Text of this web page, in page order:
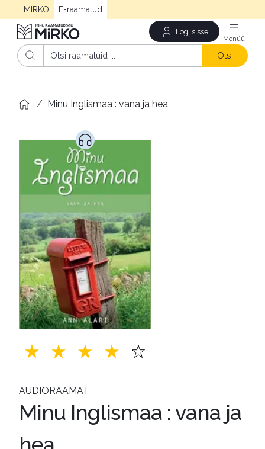
MIRKO E-raamatud
Logi sisse
Otsi
/ Minu Inglismaa : vana ja hea
AUDIORAAMAT
Minu Inglismaa : vana ja